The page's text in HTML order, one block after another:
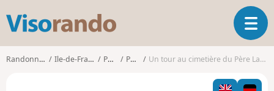
s
O
u
v
i
Randonnées Ile-de-France Paris Paris Un tour au cimetière du Père Lachaise